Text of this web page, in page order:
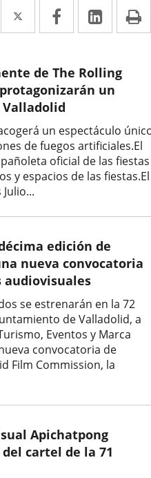
Twitter
Enlace
a
aplicación
externa.
Facebook
Enlace
a
aplicación
externa.
Enlace
a
de The Rolling
un
un espectáculo
de fuegos artificiales.El
oficial de las fiestas
y espacios de las fiestas.El
edición de
nueva convocatoria
audiovisuales
se estrenarán en la 72
de Valladolid, a
Eventos y Marca
convocatoria de
Film Commission, la
Apichatpong
cartel de la 71